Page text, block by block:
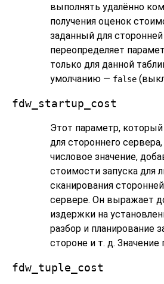
выполнять удалённо
получения оценок
заданный для
переопределяет
только для данной
умолчанию — false
fdw_startup_cost
Этот параметр,
для стороннего
числовое значение,
стоимости запуска для
сканирования
сервере. Он выражает
издержки на
разбор и планирование
стороне и т. д.
fdw_tuple_cost